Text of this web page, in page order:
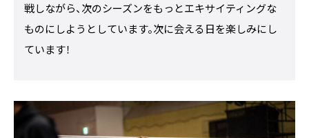
戦しながら、次のシーズンをもっとエキサイティングな
ものにしようとしています。次に会える日を楽しみにし
ています！